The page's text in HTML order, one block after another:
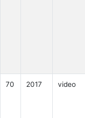
70 2017 video